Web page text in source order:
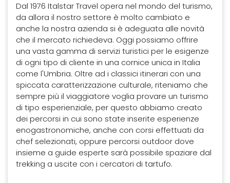
Dal 1976 Italstar Travel opera nel mondo del turismo,
da allora il nostro settore è molto cambiato e
anche la nostra azienda si è adeguata alle novità
che il mercato richiedeva. Oggi possiamo offrire
una vasta gamma di servizi turistici per le esigenze
di ogni tipo di cliente in una cornice unica in Italia
come l'Umbria. Oltre ad i classici itinerari con una
spiccata caratterizzazione culturale, riteniamo che
sempre più il viaggiatore voglia provare un turismo
di tipo esperienziale, per questo abbiamo creato
dei percorsi in cui sono state inserite esperienze
enogastronomiche, anche con corsi effettuati da
chef selezionati, oppure percorsi outdoor dove
insieme a guide esperte sarà possibile spaziare dal
trekking a uscite con i cercatori di tartufo.